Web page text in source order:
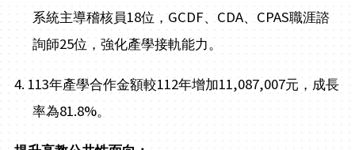
系統主導稽核員18位， GCDF、 CDA、 CPAS職涯諮
詢師25位，強化產學接軌能力。
4. 113年產學合作金額較112年增加11,087,007元，成長
率為81.8%。